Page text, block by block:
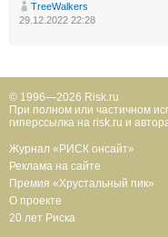
TreeWalkers
29.12.2022 22:28
© 1996—2026 Risk.ru
При полном или частичном
гиперссылка на risk.ru и
Журнал «РИСК онсайт»
Реклама на сайте
Премия «Хрустальный пик»
О проекте
20 лет Риска